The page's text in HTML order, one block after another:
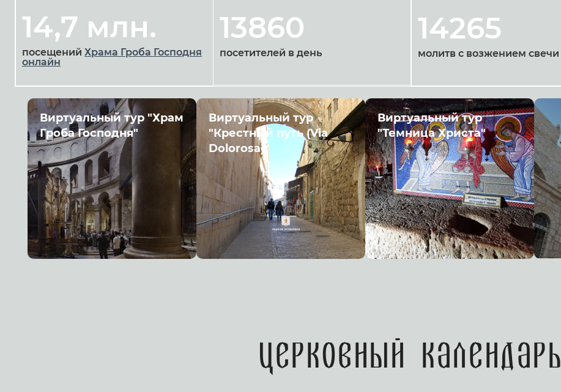
14,7 млн.
посещений Храма Гроба Господня
онлайн
13860
посетителей в день
14265
молитв с возжением свечи
Виртуальный тур "Храм
Гроба Господня"
Виртуальный тур
"Крестный путь (Via
Dolorosa)"
Виртуальный тур
"Темница Христа"
Церковный календарь